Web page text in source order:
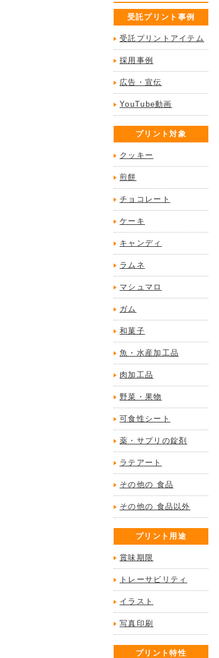
受託プリント事例
受託プリントアイテム
採用事例
広告・宣伝
YouTube動画
プリント対象
クッキー
煎餅
チョコレート
ケーキ
キャンディ
ラムネ
マシュマロ
ガム
和菓子
魚・水産加工品
肉加工品
野菜・果物
可食性シート
薬・サプリの錠剤
ラテアート
その他の 食品
その他の 食品以外
プリント用途
賞味期限
トレーサビリティ
イラスト
写真印刷
プリント特性